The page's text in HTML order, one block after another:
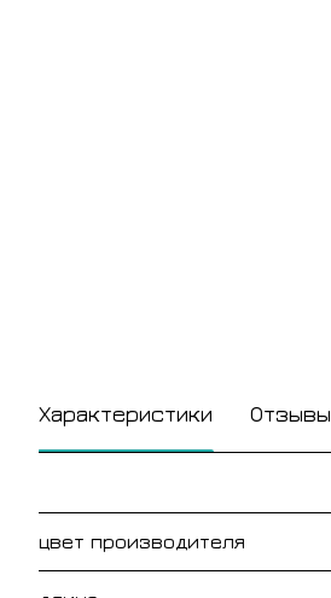
Характеристики Отзывы
цвет производителя